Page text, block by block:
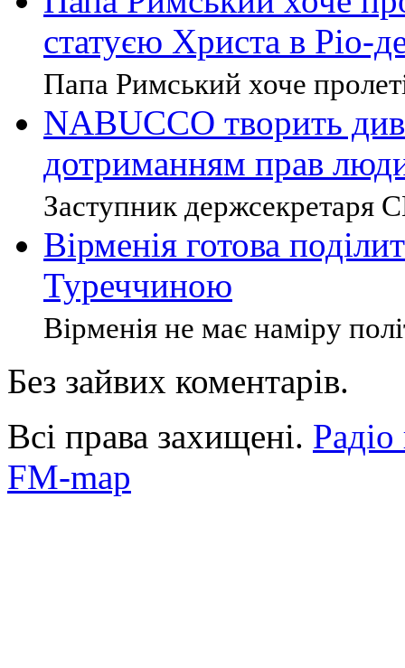
статуєю Христа в Ріо-
Папа Римський хоче
NABUCCO творить
дотриманням прав
Заступник держсекретаря
Вірменія готова
Туреччиною
Вірменія не має наміру
Без зайвих коментарів.
Всі права захищені.
FM-map